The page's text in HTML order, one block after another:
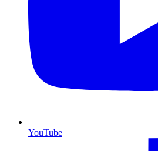
YouTube